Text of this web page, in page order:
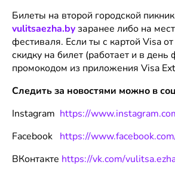
Билеты на второй городской
vulitsaezha.byзаранее либо на
фестиваля. Если ты с картой Visa
скидку на билет (работает и в
промокодом из приложения Visa
Следить за новостями можно в
Instagram https://
Facebook https://
ВКонтакте https://vk.com/